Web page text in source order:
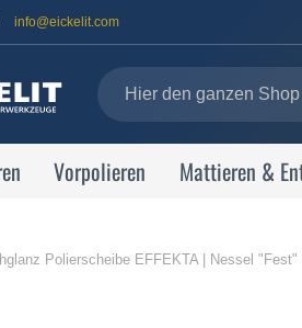
info@eickelit.com
Vorpolieren Mattieren &
Polierscheibe EFFEKTA | Nessel "Fest"